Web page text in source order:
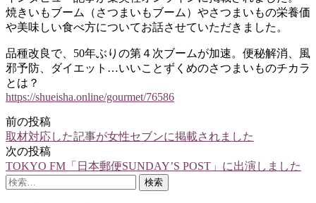
焼きいもブーム（さつまいもブーム）やさつまいもの栄養価
や美味しい食べ方についてお話させていただきました。
品種改良で、50年ぶりの第４次ブームが加速。便秘解消、風
邪予防、ダイエット…いいことずくめのさつまいものチカラ
とは？
https://shueisha.online/gourmet/76586
投
稿
ナ
ビ
前の投稿
取材対応した記事が女性セブンに掲載されました
次の投稿
TOKYO FM「日本郵便SUNDAY’S POST」に出演しました
検